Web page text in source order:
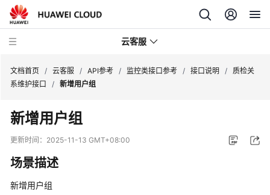
云客服
产
品
介
速
文档首页 / 云客服 / API参考 / 监控类接口参考 / 接口说明 / 质检关
系维护接口
/ 新增用户组
新增用户组
更新时间： 2025-11-13 GMT+08:00
场景描述
新增用户组